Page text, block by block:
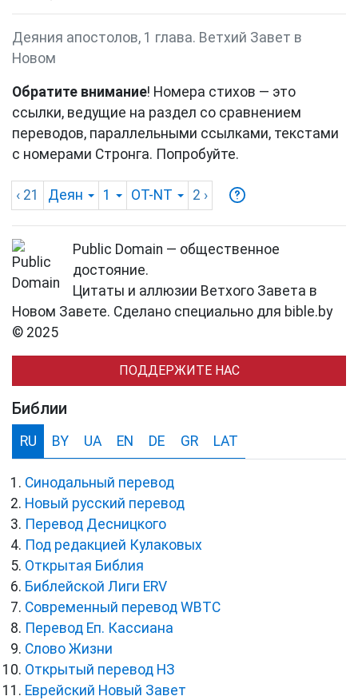
Деяния апостолов, 1 глава. Ветхий Завет в
Новом
Обратите внимание! Номера стихов — это
ссылки, ведущие на раздел со сравнением
переводов, параллельными ссылками, текстами
с номерами Стронга. Попробуйте.
‹ 21 Деян 1 OT-NT 2 ›
Public Domain — общественное
достояние.
Цитаты и аллюзии Ветхого Завета в
Новом Завете. Сделано специально для bible.by
© 2025
ПОДДЕРЖИТЕ НАС
Библии
RU BY UA EN DE GR LAT
Синодальный перевод
Новый русский перевод
Перевод Десницкого
Под редакцией Кулаковых
Открытая Библия
Библейской Лиги ERV
Cовременный перевод WBTC
Перевод Еп. Кассиана
Слово Жизни
Открытый перевод НЗ
Еврейский Новый Завет